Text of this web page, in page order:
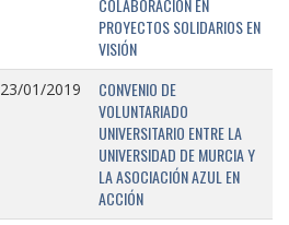
COLABORACIÓN EN
PROYECTOS SOLIDARIOS EN
VISIÓN
23/01/2019
CONVENIO DE
VOLUNTARIADO
UNIVERSITARIO ENTRE LA
UNIVERSIDAD DE MURCIA Y
LA ASOCIACIÓN AZUL EN
ACCIÓN